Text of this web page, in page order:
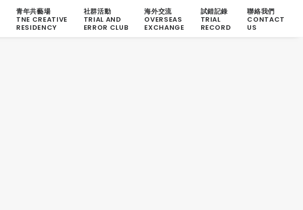
青年共藝場
TNE CREATIVE
RESIDENCY
社群活動
TRIAL AND
ERROR CLUB
海外交流
OVERSEAS
EXCHANGE
試錯記錄
TRIAL
RECORD
聯絡我們
CONTACT
US